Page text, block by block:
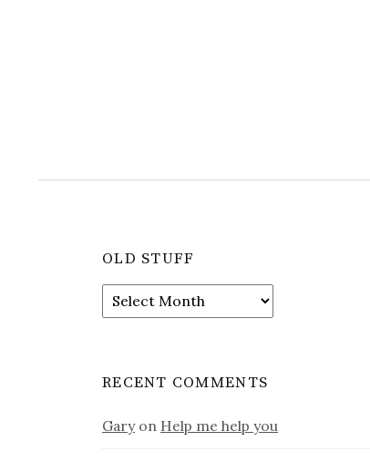
OLD STUFF
Old
stuff
RECENT COMMENTS
Garyon Help me help you